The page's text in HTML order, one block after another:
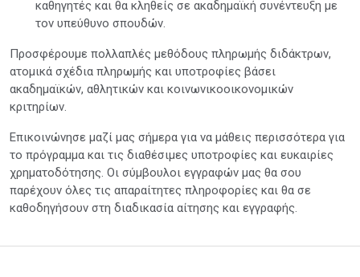
καθηγητές και θα κληθείς σε ακαδημαϊκή συνέντευξη με
τον υπεύθυνο σπουδών.
Προσφέρουμε πολλαπλές μεθόδους πληρωμής διδάκτρων,
ατομικά σχέδια πληρωμής και υποτροφίες βάσει
ακαδημαϊκών, αθλητικών και κοινωνικοοικονομικών
κριτηρίων.
Επικοινώνησε μαζί μας σήμερα για να μάθεις περισσότερα για
το πρόγραμμα και τις διαθέσιμες υποτροφίες και ευκαιρίες
χρηματοδότησης. Οι σύμβουλοι εγγραφών μας θα σου
παρέχουν όλες τις απαραίτητες πληροφορίες και θα σε
καθοδηγήσουν στη διαδικασία αίτησης και εγγραφής.